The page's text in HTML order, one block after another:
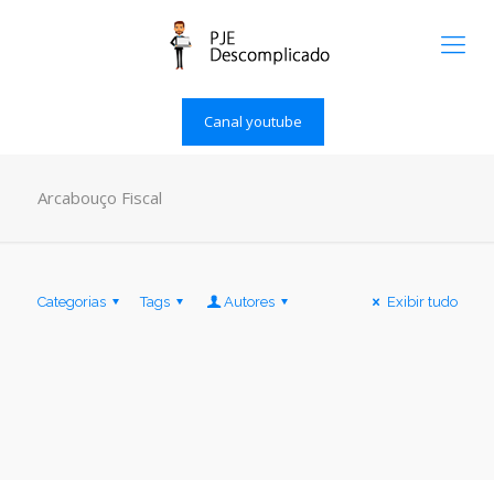
Canal youtube
Arcabouço Fiscal
Categorias Tags Autores Exibir tudo